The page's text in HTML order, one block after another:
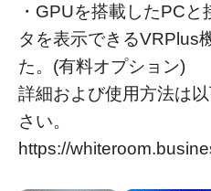
・GPUを搭載したPC
タを表示できるVRPlus
た。(有料オプション)
詳細および使用方法は
さい。
https://